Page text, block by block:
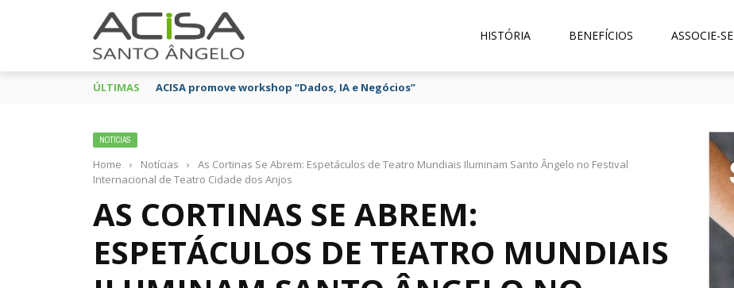
HISTÓRIA BENEFÍCIOS ASSOCIE-SE
ÚLTIMAS ACISA promove workshop “Dados, IA e Negócios”
NOTÍCIAS
Home › Notícias ›
As Cortinas Se Abrem: Espetáculos de Teatro Mundiais Iluminam Santo Ângelo no Festival
Internacional de Teatro Cidade dos Anjos
AS CORTINAS SE ABREM:
ESPETÁCULOS DE TEATRO MUNDIAIS